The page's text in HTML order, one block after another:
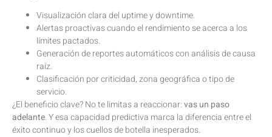
Visualización clara del uptime y downtime.
Alertas proactivas cuando el rendimiento se acerca a los
límites pactados.
Generación de reportes automáticos con análisis de causa
raíz.
Clasificación por criticidad, zona geográfica o tipo de
servicio.
¿El beneficio clave? No te limitas a reaccionar:vas un paso
adelante. Y esa capacidad predictiva marca la diferencia entre el
éxito continuo y los cuellos de botella inesperados.